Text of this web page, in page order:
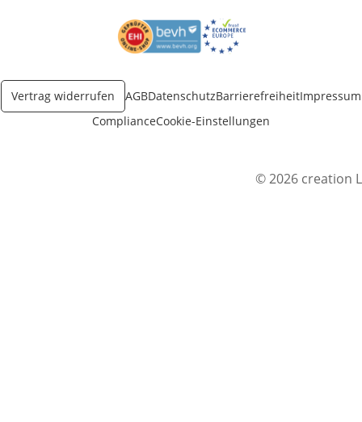
Öffnet in neuem FensterÖffnet in neuem Fenster
Vertrag widerrufen AGBDatenschutzBarrierefreiheitImpressum
ComplianceCookie-Einstellungen
© 2026 creation L